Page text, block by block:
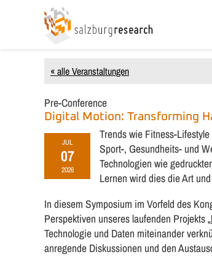
« alle Veranstaltungen
Pre-Conference
Digital Motion: Transforming
JUL
07
2026
Trends wie Fitness-
Sport-, Gesundheits- und
Technologien wie
Lernen wird dies die Art
In diesem Symposium im Vorfeld des
Perspektiven unseres laufenden Projekts „
Technologie und Daten miteinander
anregende Diskussionen und den